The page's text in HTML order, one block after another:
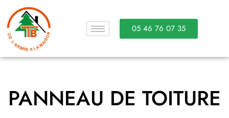
05 46 76 07 35
PANNEAU DE TOITURE